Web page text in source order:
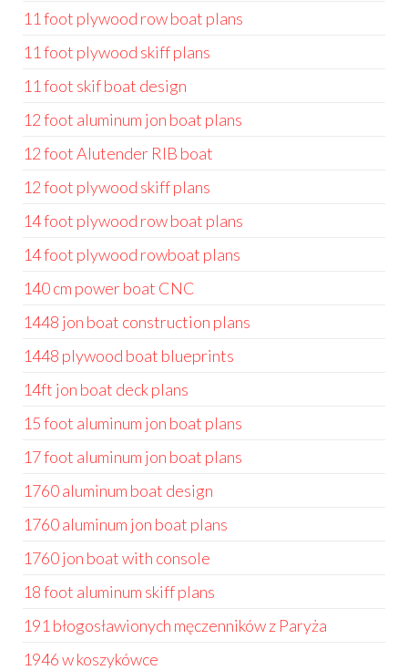
11 foot plywood row boat plans
11 foot plywood skiff plans
11 foot skif boat design
12 foot aluminum jon boat plans
12 foot Alutender RIB boat
12 foot plywood skiff plans
14 foot plywood row boat plans
14 foot plywood rowboat plans
140 cm power boat CNC
1448 jon boat construction plans
1448 plywood boat blueprints
14ft jon boat deck plans
15 foot aluminum jon boat plans
17 foot aluminum jon boat plans
1760 aluminum boat design
1760 aluminum jon boat plans
1760 jon boat with console
18 foot aluminum skiff plans
191 błogosławionych męczenników z Paryża
1946 w koszykówce